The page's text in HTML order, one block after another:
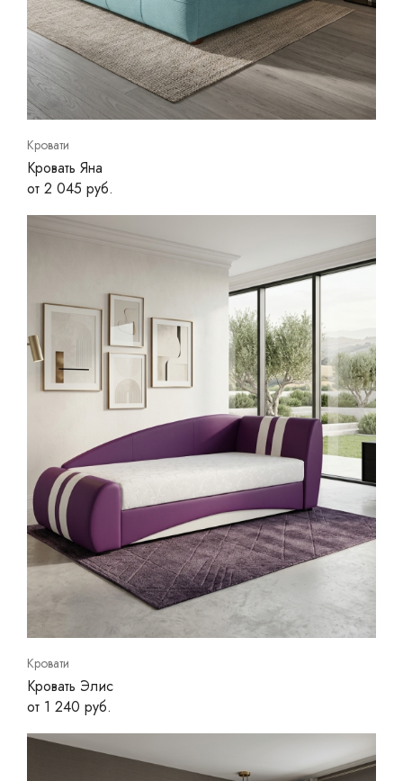
Кровати
Кровать Яна
от 2 045 руб.
Кровати
Кровать Элис
от 1 240 руб.